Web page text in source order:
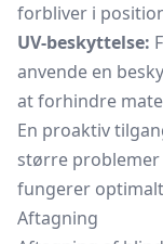
forbliver i
UV-beskyttelse:
anvende en
at forhindre
En proaktiv
større
fungerer
Aftagning